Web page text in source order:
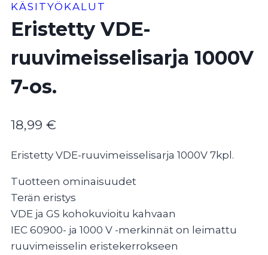
KÄSITYÖKALUT
Eristetty VDE-
ruuvimeisselisarja 1000V
7-os.
18,99 €
Eristetty VDE-ruuvimeisselisarja 1000V 7kpl.
Tuotteen ominaisuudet
Terän eristys
VDE ja GS kohokuvioitu kahvaan
IEC 60900- ja 1000 V -merkinnät on leimattu
ruuvimeisselin eristekerrokseen